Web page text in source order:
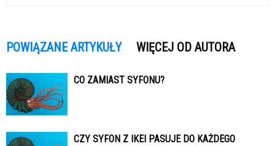
POWIĄZANE ARTYKUŁY WIĘCEJ OD AUTORA
CO ZAMIAST SYFONU?
CZY SYFON Z IKEI PASUJE DO KAŻDEGO